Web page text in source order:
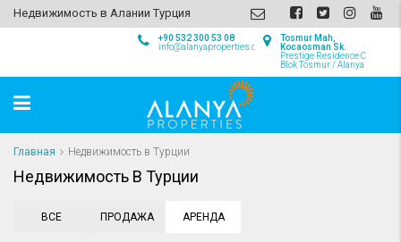
Недвижимость в Алании Турция
Tosmur Mah,
Kocaosman Sk.
Prestige Residence C
Blok Tosmur / Alanya
+90 532 300 53 08
info@alanyaproperties.com
Главная Недвижимость в Турции
Недвижимость В Турции
ВСЕ ПРОДАЖА АРЕНДА